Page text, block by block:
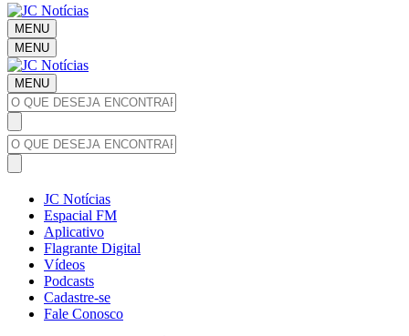
MENU
MENU
MENU
JC Notícias
Espacial FM
Aplicativo
Flagrante Digital
Vídeos
Podcasts
Cadastre-se
Fale Conosco